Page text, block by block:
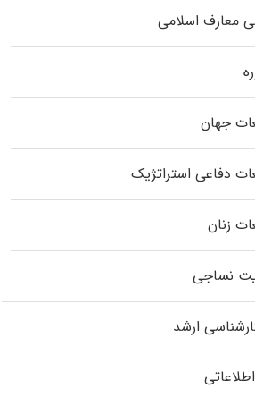
معارف اسلامی
جهان
دفاعی استراتژیک
زنان
نساجی
ارشد